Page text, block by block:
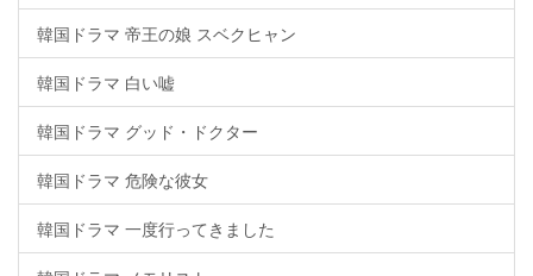
韓国ドラマ 帝王の娘 スベクヒャン
韓国ドラマ 白い嘘
韓国ドラマ グッド・ドクター
韓国ドラマ 危険な彼女
韓国ドラマ 一度行ってきました